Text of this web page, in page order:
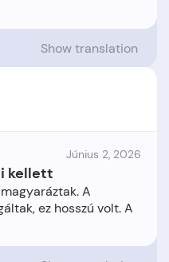
Show translation
Június 2, 2026
kellett
A
ez hosszú volt. A